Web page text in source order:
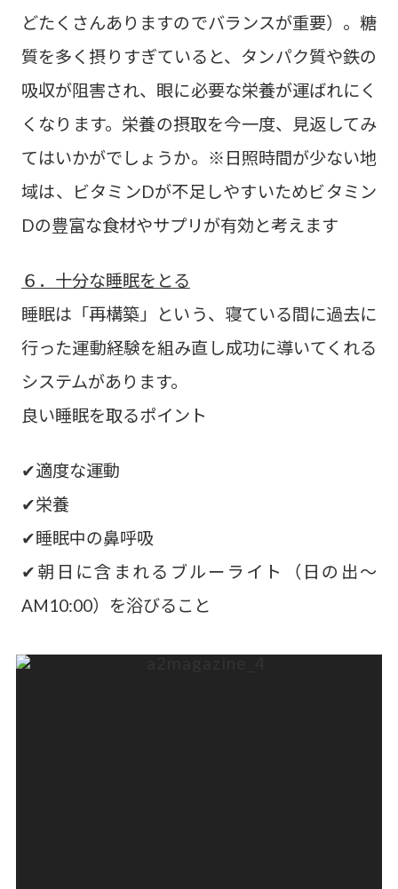
どたくさんありますのでバランスが重要）。糖
質を多く摂りすぎていると、タンパク質や鉄の
吸収が阻害され、眼に必要な栄養が運ばれにく
くなります。栄養の摂取を今一度、見返してみ
てはいかがでしょうか。※日照時間が少ない地
域は、ビタミンDが不足しやすいためビタミン
Dの豊富な食材やサプリが有効と考えます
６．十分な睡眠をとる
睡眠は「再構築」という、寝ている間に過去に
行った運動経験を組み直し成功に導いてくれる
システムがあります。
良い睡眠を取るポイント
✔適度な運動
✔栄養
✔睡眠中の鼻呼吸
✔朝日に含まれるブルーライト（日の出〜
AM10:00）を浴びること